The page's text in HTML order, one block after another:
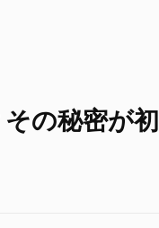
の秘密が